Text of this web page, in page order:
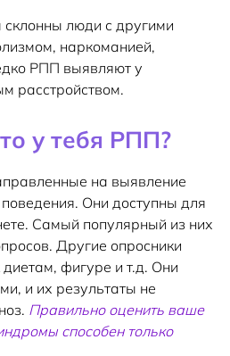
люди с другими
наркоманией,
РПП выявляют у
расстройством.
у тебя РПП?
на выявление
Они доступны для
Самый популярный из них
Другие опросники
фигуре и т.д. Они
и их результаты не
Правильно оценить ваше
способен только